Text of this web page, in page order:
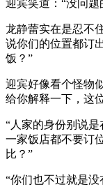
迎宾笑道：“没问
龙静蕾实在是忍不
说你们的位置都订
饭？”
迎宾好像看个怪物
给你解释一下，这
“人家的身份别说
一家饭店都不要订
比？”
“你们也不过就是